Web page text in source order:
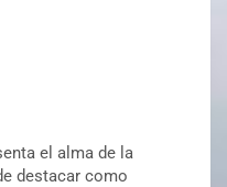
el alma de la
destacar como